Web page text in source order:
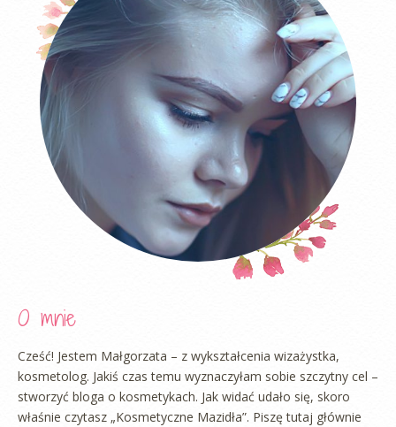
O mnie
Cześć! Jestem Małgorzata – z wykształcenia wizażystka,
kosmetolog. Jakiś czas temu wyznaczyłam sobie szczytny cel –
stworzyć bloga o kosmetykach. Jak widać udało się, skoro
właśnie czytasz „Kosmetyczne Mazidła”. Piszę tutaj głównie